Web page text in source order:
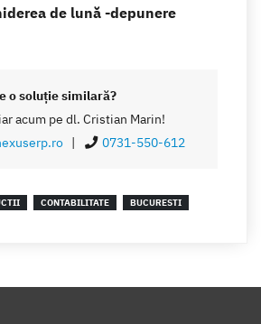
de lună -depunere
o soluţie similară?
acum pe dl. Cristian Marin!
| 0731-550-612
CONTABILITATE BUCURESTI